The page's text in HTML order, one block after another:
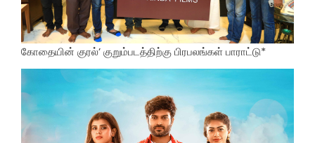
கோதையின் குரல்’ குறும்படத்திற்கு பிரபலங்கள் பாராட்டு*